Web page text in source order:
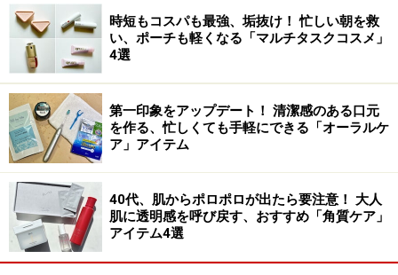
いるので、濡れたまま眠るとシーツや枕との摩擦で髪が
傷んでしまいます！健やかな頭皮と美髪のためにも、髪
はしっかりと乾かすようにしましょうね。
参考書籍
お家でサロン級の仕上がりテクが満載
時短もコスパも最強、垢抜け！ 忙しい朝を救
い、ポーチも軽くなる「マルチタスクコスメ」
4選
第一印象をアップデート！ 清潔感のある口元
を作る、忙しくても手軽にできる「オーラルケ
ア」アイテム
40代、肌からポロポロが出たら要注意！ 大人
肌に透明感を呼び戻す、おすすめ「角質ケア」
アイテム4選